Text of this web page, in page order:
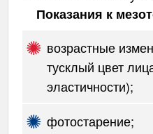
Показания к
возрастные
тусклый цвет
эластичности);
фотостарение;